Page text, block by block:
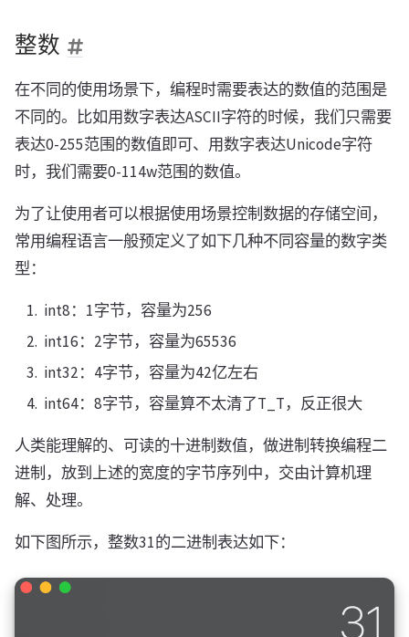
整数
在不同的使用场景下，编程时需要表达的数值的范围是
不同的。比如用数字表达ASCII字符的时候，我们只需要
表达0-255范围的数值即可、用数字表达Unicode字符
时，我们需要0-114w范围的数值。
为了让使用者可以根据使用场景控制数据的存储空间，
常用编程语言一般预定义了如下几种不同容量的数字类
型：
int8：1字节，容量为256
int16：2字节，容量为65536
int32：4字节，容量为42亿左右
int64：8字节，容量算不太清了T_T，反正很大
人类能理解的、可读的十进制数值，做进制转换编程二
进制，放到上述的宽度的字节序列中，交由计算机理
解、处理。
如下图所示，整数31的二进制表达如下：